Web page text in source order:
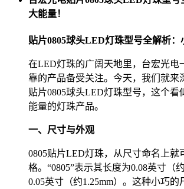
大能量！
贴片0805球头LED灯珠型号全解析：
在LED灯珠的广阔天地里，台宏光电
靠的产品备受关注。今天，我们就来
贴片0805球头LED灯珠型号，这个看
能量的灯珠产品。
一、尺寸与外观
0805贴片LED灯珠，从尺寸命名上就
格。“0805”表示其长度为0.08英寸（
0.05英寸（约1.25mm）。这种小巧